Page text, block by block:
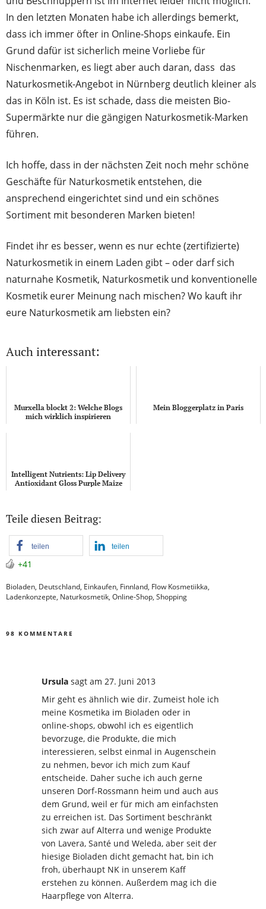
In den letzten Monaten habe ich allerdings bemerkt,
dass ich immer öfter in Online-Shops einkaufe. Ein
Grund dafür ist sicherlich meine Vorliebe für
Nischenmarken, es liegt aber auch daran, dass das
Naturkosmetik-Angebot in Nürnberg deutlich kleiner als
das in Köln ist. Es ist schade, dass die meisten Bio-
Supermärkte nur die gängigen Naturkosmetik-Marken
führen.
Ich hoffe, dass in der nächsten Zeit noch mehr schöne
Geschäfte für Naturkosmetik entstehen, die
ansprechend eingerichtet sind und ein schönes
Sortiment mit besonderen Marken bieten!
Findet ihr es besser, wenn es nur echte (zertifizierte)
Naturkosmetik in einem Laden gibt – oder darf sich
naturnahe Kosmetik, Naturkosmetik und konventionelle
Kosmetik eurer Meinung nach mischen? Wo kauft ihr
eure Naturkosmetik am liebsten ein?
Auch interessant:
Murxella blockt 2: Welche Blogs
mich wirklich inspirieren
Mein Bloggerplatz in Paris
Intelligent Nutrients: Lip Delivery
Antioxidant Gloss Purple Maize
Teile diesen Beitrag:
teilen teilen
+41
Bioladen, Deutschland, Einkaufen, Finnland, Flow Kosmetiikka,
Ladenkonzepte, Naturkosmetik, Online-Shop, Shopping
98 KOMMENTARE
Ursula sagt am 27. Juni 2013
Mir geht es ähnlich wie dir. Zumeist hole ich
meine Kosmetika im Bioladen oder in
online-shops, obwohl ich es eigentlich
bevorzuge, die Produkte, die mich
interessieren, selbst einmal in Augenschein
zu nehmen, bevor ich mich zum Kauf
entscheide. Daher suche ich auch gerne
unseren Dorf-Rossmann heim und auch aus
dem Grund, weil er für mich am einfachsten
zu erreichen ist. Das Sortiment beschränkt
sich zwar auf Alterra und wenige Produkte
von Lavera, Santé und Weleda, aber seit der
hiesige Bioladen dicht gemacht hat, bin ich
froh, überhaupt NK in unserem Kaff
erstehen zu können. Außerdem mag ich die
Haarpflege von Alterra.